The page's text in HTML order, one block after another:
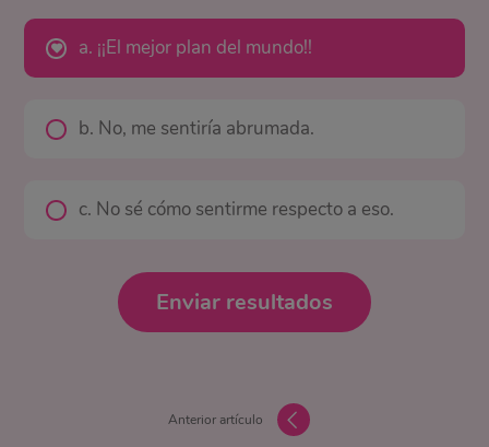
a. ¡¡El mejor plan del mundo!!
b. No, me sentiría abrumada.
c. No sé cómo sentirme respecto a eso.
Enviar resultados
Anterior artículo